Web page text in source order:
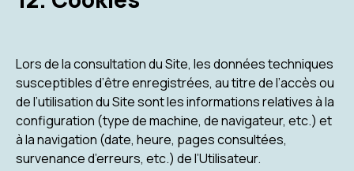
Lors de la consultation du Site, les données techniques
susceptibles d’être enregistrées, au titre de l’accès ou
de l’utilisation du Site sont les informations relatives à la
configuration (type de machine, de navigateur, etc.) et
à la navigation (date, heure, pages consultées,
survenance d’erreurs, etc.) de l’Utilisateur.